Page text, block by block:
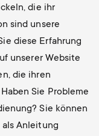
die ihr
sind unsere
diese Erfahrung
unserer Website
die ihren
Sie Probleme
Sie können
als Anleitung